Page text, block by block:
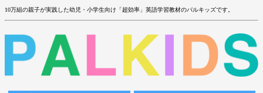
10万組の親子が実践した幼児・小学生向け「超効率」英語学習教材のパルキッズです。